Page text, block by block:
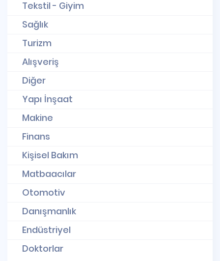
Tekstil - Giyim
Sağlık
Turizm
Alışveriş
Diğer
Yapı İnşaat
Makine
Finans
Kişisel Bakım
Matbaacılar
Otomotiv
Danışmanlık
Endüstriyel
Doktorlar